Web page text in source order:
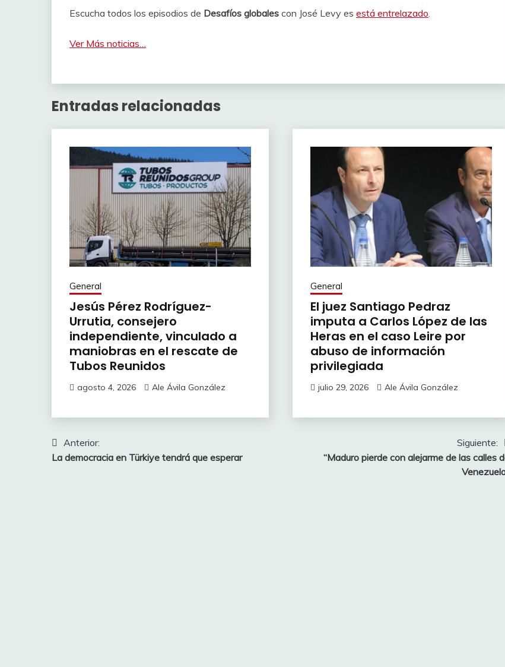
Escucha todos los episodios de Desafíos globales con José Levy es está entrelazado.
Ver Más noticias…
Entradas relacionadas
General
Jesús Pérez Rodríguez-
Urrutia, consejero
independiente, vinculado a
maniobras en el rescate de
Tubos Reunidos
agosto 4, 2026 Ale Ávila González
General
El juez Santiago Pedraz
imputa a Carlos López de las
Heras en el caso Leire por
abuso de información
privilegiada
julio 29, 2026 Ale Ávila González
Navegación
de
Anterior:
La democracia en Türkiye tendrá que esperar
Siguiente:
“Maduro pierde con alejarme de las calles